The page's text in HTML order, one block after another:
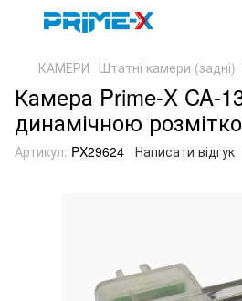
КАМЕРИ Штатні камери (задні)
Камера Prime-X CA-
динамічною
Артикул: PX29624 Написати відгук